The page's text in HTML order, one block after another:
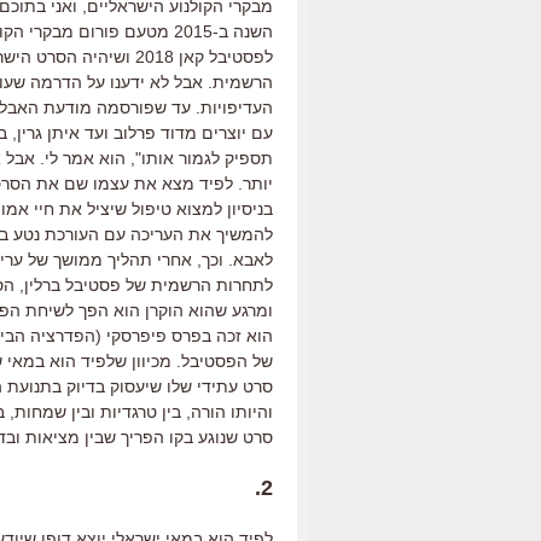
מבקרי הקולנוע הישראליים , ואני
השנה ב-2015
מטעם פורום מבקרי
לפסטיבל קאן 2018 ושיהיה הסרט
הרשמית אבל לא ידענו על הדרמה
העדיפויות עד שפורסמה מודעת
עם יוצרים מדוד פרלוב ועד איתן גרין
תספיק לגמור אותו", הוא אמר לי
יותר לפיד מצא את עצמו שם את
בניסיון למצוא טיפול שיציל את חיי אמו
להמשיך את העריכה עם העורכת נטע
לאבא וכך אחרי תהליך ממושך של
לתחרות הרשמית של פסטיבל ברלין
ומרגע שהוא הוקרן הוא הפך לשיחת
הוא זכה בפרס פיפרסקי (הפדרציה
של הפסטיבל מכיוון שלפיד הוא
סרט עתידי שלו שיעסוק בדיוק
והיותו הורה בין טרגדיות ובין שמחות
סרט שנוגע בקו הפריך שבין מציאות
2.